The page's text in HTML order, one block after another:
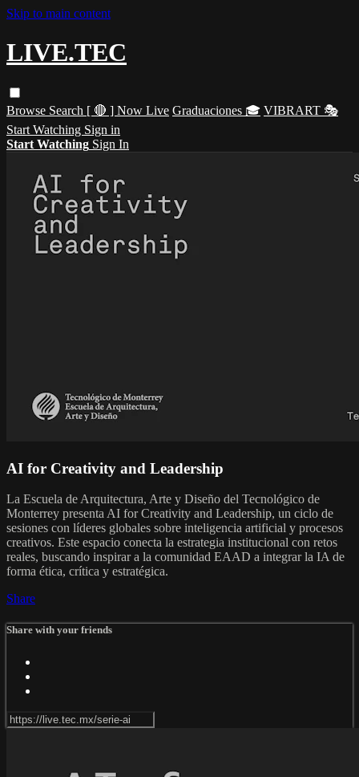
Skip to main content
LIVE.TEC
Browse Search [ 🔴 ] Now Live Graduaciones 🎓 VIBRART 🎭
Start Watching Sign in
Start Watching Sign In
AI for Creativity and Leadership
La Escuela de Arquitectura, Arte y Diseño del Tecnológico de
Monterrey presenta AI for Creativity and Leadership, un ciclo de
sesiones con líderes globales sobre inteligencia artificial y procesos
creativos. Este espacio conecta la estrategia institucional con retos
reales, buscando inspirar a la comunidad EAAD a integrar la IA de
forma ética, crítica y estratégica.
Share
Share with your friends